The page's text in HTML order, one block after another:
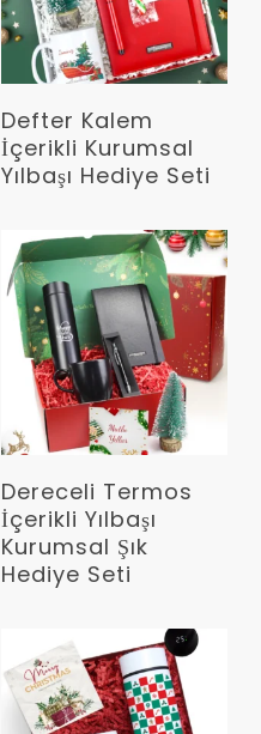
Devamını Oku
Defter Kalem
İçerikli Kurumsal
Yılbaşı Hediye Seti
Devamını Oku
Dereceli Termos
İçerikli Yılbaşı
Kurumsal Şık
Hediye Seti